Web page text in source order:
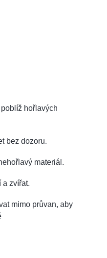
hořlavých
bez dozoru.
materiál.
a zvířat.
mimo průvan, aby